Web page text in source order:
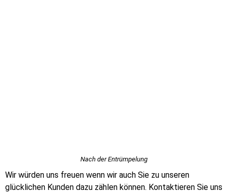
Nach der Entrümpelung
Wir würden uns freuen wenn wir auch Sie zu unseren
glücklichen Kunden dazu zählen können. Kontaktieren Sie uns